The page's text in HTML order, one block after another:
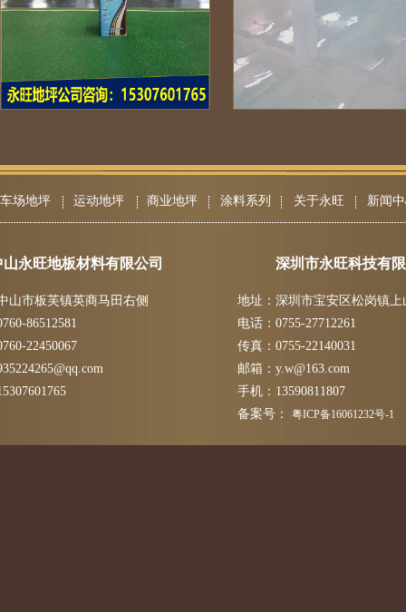
场地坪 运动地坪 商业地坪 涂料系列 关于永旺 新闻
山永旺地板材料有限公司
山市板芙镇英商马田右侧
86512581
22450067
深圳市永旺科技有
地址：深圳市宝安区松岗镇上
电话：0755-27712261
传真：0755-22140031
邮箱：y.w@163.com
手机：13590811807
备案号： 粤ICP备16061232号-1